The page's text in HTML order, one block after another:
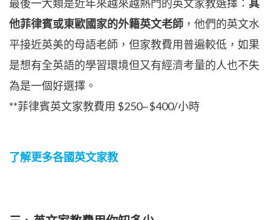
最後一大類是近年來越來越熱門的英文家教選擇： 其
他菲律賓或東歐國家的外籍英文老師 ，他們的英文水
平接近英美的母語老師，但家教費用普遍較低，如果
是想有全英語的學習環境但又有經濟考量的人也不失
為是一個好選擇。
**菲律賓英文家教費用 $250~$400/小時
了解更多各國英文家教